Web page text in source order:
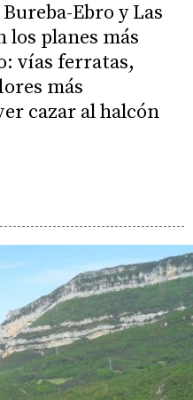
Ebro y Las
los planes más
vías ferratas,
más
cazar al halcón